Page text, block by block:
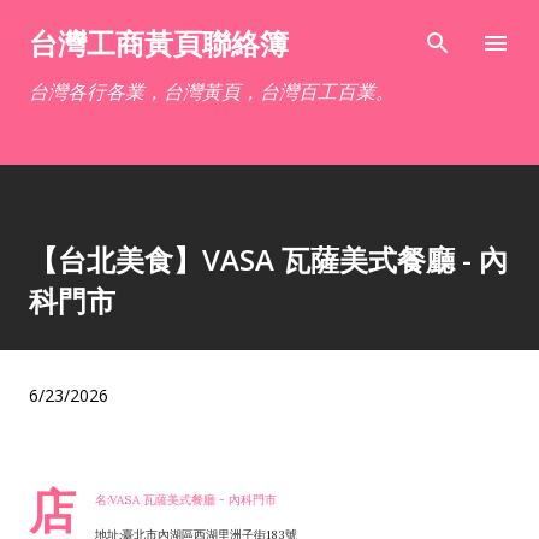
跳到主要內容
台灣工商黃頁聯絡簿
台灣各行各業，台灣黃頁，台灣百工百業。
【台北美食】VASA 瓦薩美式餐廳 - 內
科門市
6/23/2026
店 名:VASA 瓦薩美式餐廳 - 內科門市
地址:臺北市內湖區西湖里洲子街183號